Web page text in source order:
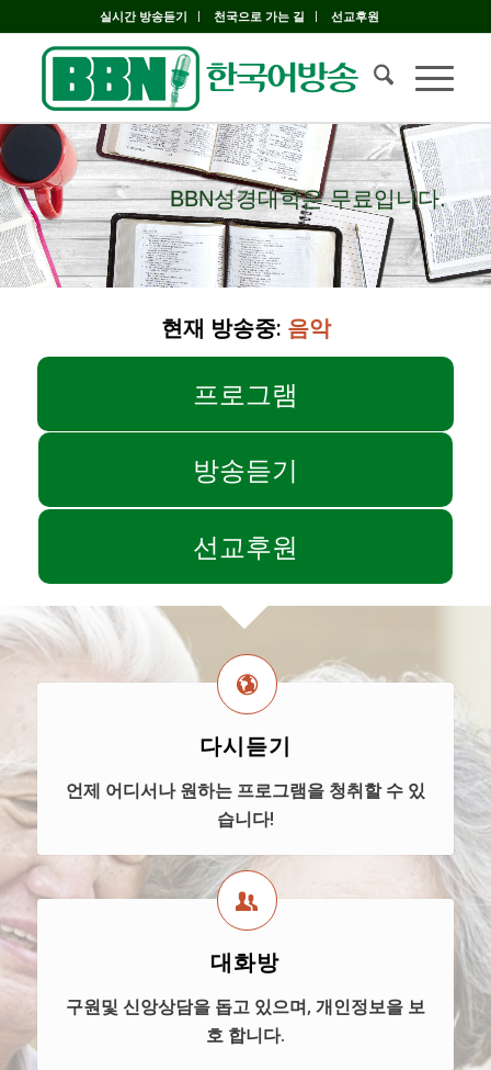
실시간 방송듣기 천국으로 가는 길 선교후원
BBN성경대학은 무료입니다.
BBN성경대학은 무료입니다.
현재 방송중: 음악
프로그램
방송듣기
선교후원
다시듣기
언제 어디서나 원하는 프로그램을 청취할 수 있
습니다!
대화방
구원및 신앙상담을 돕고 있으며, 개인정보을 보
호 합니다.